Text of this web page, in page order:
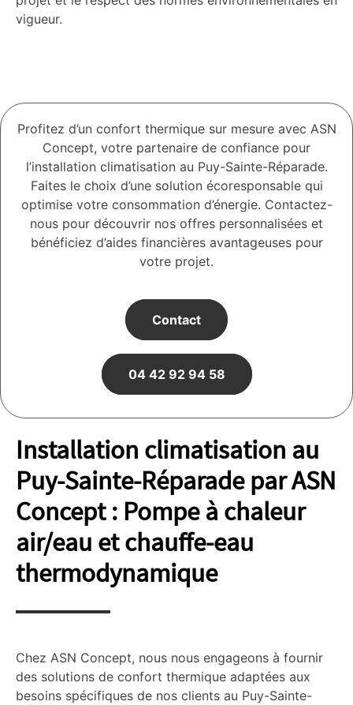
vigueur.
Profitez d’un confort thermique sur mesure avec ASN
Concept, votre partenaire de confiance pour
l’installation climatisation au Puy-Sainte-Réparade.
Faites le choix d’une solution écoresponsable qui
optimise votre consommation d’énergie. Contactez-
nous pour découvrir nos offres personnalisées et
bénéficiez d’aides financières avantageuses pour
votre projet.
Contact
04 42 92 94 58
Installation climatisation au
Puy-Sainte-Réparade par ASN
Concept : Pompe à chaleur
air/eau et chauffe-eau
thermodynamique
Chez ASN Concept, nous nous engageons à fournir
des solutions de confort thermique adaptées aux
besoins spécifiques de nos clients au Puy-Sainte-